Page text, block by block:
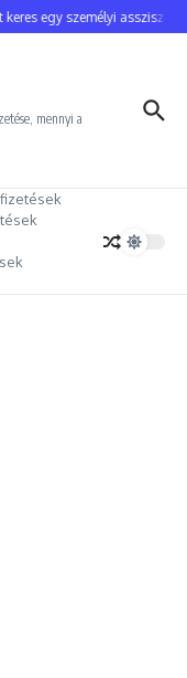
egy személyi asszisztens?
mennyi a